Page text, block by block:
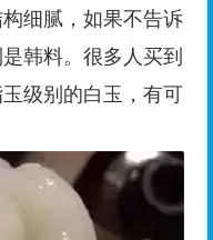
细腻，如果不告诉
韩料。很多人买到
级别的白玉，有可